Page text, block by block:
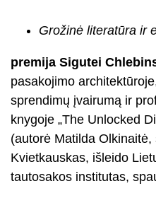
Grožinė literatūra ir
premija Sigutei
pasakojimo
sprendimų įvairumą ir
knygoje „The Unlocked
(autorė Matilda
Kvietkauskas, išleido
tautosakos institutas,